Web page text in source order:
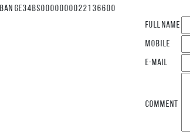
IBAN GE34BS0000000022136600
Full Name
Mobile
E-Mail
Comment